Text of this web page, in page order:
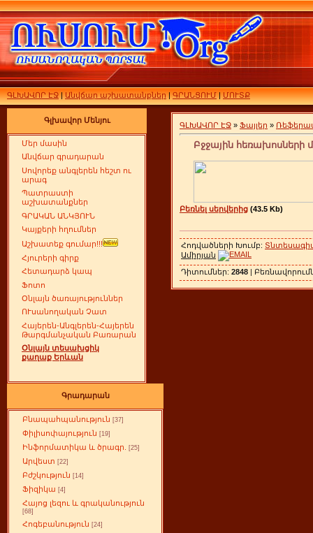
ԳԼԽԱՎՈՐ ԷՋ|Անվճար աշխատանքներ|ԳՐԱՆՑՈՒՄ|ՄՈՒՏՔ
Գլխավոր Մենյու
Մեր մասին
Անվճար գրադարան
Սովորեք անգլերեն հեշտ ու
արագ
Պատրաստի
աշխատանքներ
ԳՐԱԿԱՆ ԱՆԿՅՈՒՆ
Կայքերի հղումներ
Աշխատեք գումար!!!
Հյուրերի գիրք
Հետադարձ կապ
Ֆոտո
Օնլայն ծառայություններ
ՈՒսանողական Չատ
Հայերեն-Անգլերեն-Հայերեն
Թարգմանչական Բառարան
Օնլայն տեսախցիկ
քաղաք Երևան
Գրադարան
Բնապահպանություն [37]
Փիլիսոփայություն [19]
Ինֆորմատիկա և ծրագր. [25]
Արվեստ [22]
Բժշկություն [14]
Ֆիզիկա [4]
Հայոց լեզու և գրականություն
[68]
Հոգեբանություն [24]
ԳԼԽԱՎՈՐ ԷՋ » Ֆայլեր »
Բջջային հեռախոսների
Բեռնել սերվերից (43.5 Kb)
Հոդվածների Խումբ:
Ամիրյան
Դիտումներ: 2848 |